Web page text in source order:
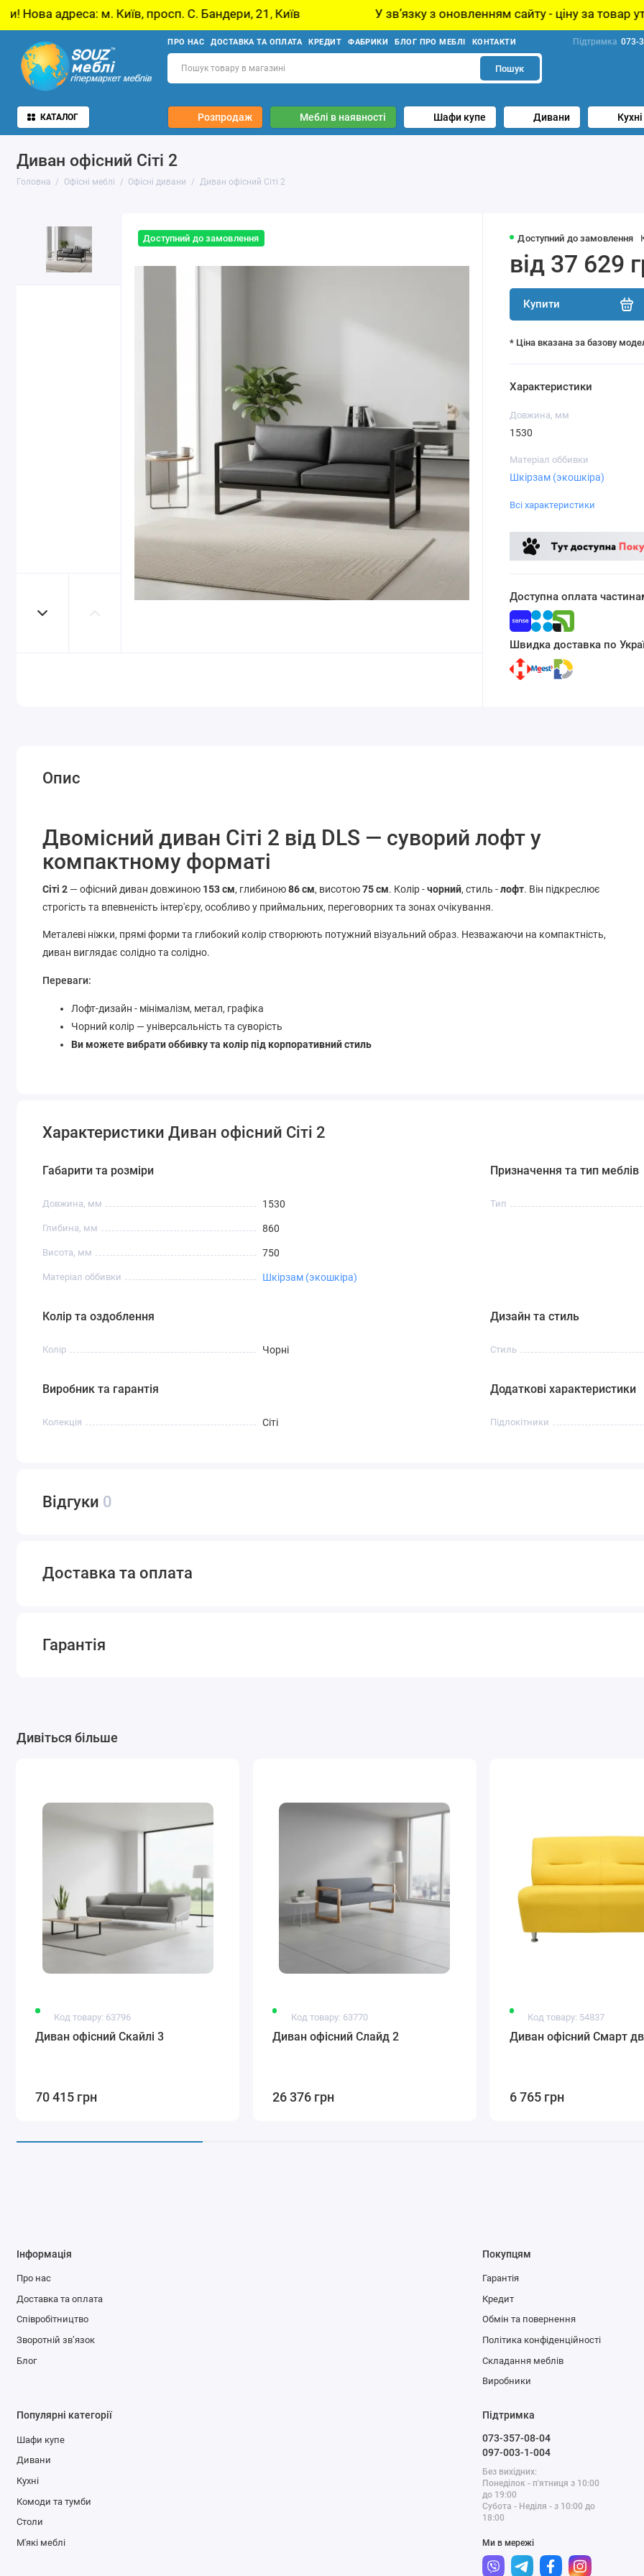
м. Київ, просп. С. Бандери, 21, Київ У звʼязку з оновленням сайту - ціну за товар уточнюйте у
ПРО НАС ДОСТАВКА ТА ОПЛАТА КРЕДИТ ФАБРИКИ БЛОГ ПРО МЕБЛІ КОНТАКТИ Підтримка 073-
Пошук
КАТАЛОГ Розпродаж Меблі в наявності Шафи купе Дивани Кухні
Диван офісний Сіті 2
Головна Офісні меблі Офісні дивани Диван офісний Сіті 2
Доступний до замовлення Доступний до замовлення
від 37 629
Купити
* Ціна вказана за базову
Характеристики
Довжина, мм
1530
Матеріал оббивки
Шкірзам (экошкіра)
Всі характеристики
Доступна оплата
Швидка доставка по
Опис
Двомісний диван Сіті 2 від DLS — суворий лофт у
компактному форматі
Сіті 2 — офісний диван довжиною 153 см, глибиною86 см, висотою75 см. Колір -чорний, стиль -лофт. Він підкреслює
строгість та впевненість інтер'єру, особливо у приймальних, переговорних та зонах очікування.
Металеві ніжки, прямі форми та глибокий колір створюють потужний візуальний образ. Незважаючи на компактність,
диван виглядає солідно та солідно.
Переваги:
Лофт-дизайн - мінімалізм, метал, графіка
Чорний колір — універсальність та суворість
Ви можете вибрати оббивку та колір під корпоративний стиль
Характеристики Диван офісний Сіті 2
Габарити та розміри
Довжина, мм 1530
Глибина, мм 860
Висота, мм 750
Матеріал оббивки Шкірзам (экошкіра)
Призначення та тип меблів
Тип
Колір та оздоблення
Колір Чорні
Дизайн та стиль
Стиль
Виробник та гарантія
Колекція Сіті
Додаткові характеристики
Підлокітники
Відгуки 0
Доставка та оплата
Гарантія
Дивіться більше
Код товару: 63796
Диван офісний Скайлі 3
70 415 грн
Код товару: 63770
Диван офісний Слайд 2
26 376 грн
Код товару: 54837
Диван офісний Смарт
6 765 грн
Інформація
Про нас
Доставка та оплата
Співробітництво
Зворотній зв’язок
Блог
Покупцям
Гарантія
Кредит
Обмін та повернення
Політика конфіденційності
Складання меблів
Виробники
Популярні категорії
Шафи купе
Дивани
Кухні
Комоди та тумби
Столи
М'які меблі
Підтримка
073-357-08-04
097-003-1-004
Без вихідних:
Понеділок - п'ятниця з 10:00
до 19:00
Субота - Неділя - з 10:00 до
18:00
Ми в мережі